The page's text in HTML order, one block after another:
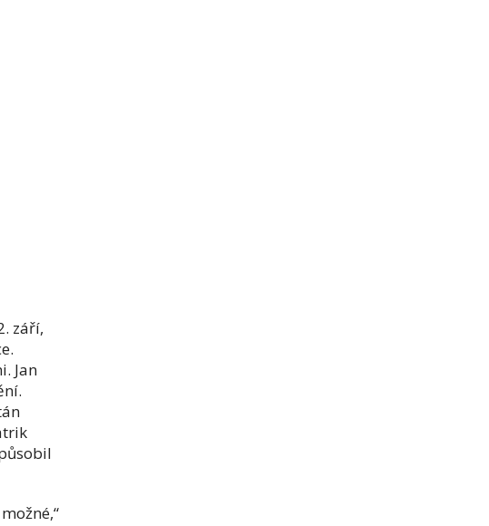
září,
Jan